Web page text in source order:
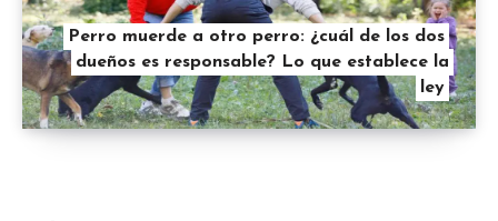
Perro muerde a otro perro: ¿cuál de los dos
dueños es responsable? Lo que establece la
ley